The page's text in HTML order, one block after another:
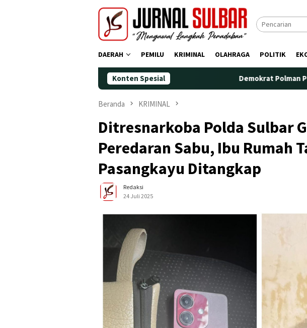
DAERAH PEMILU KRIMINAL OLAHRAGA POLITIK
Konten Spesial Demokrat Polman Peringati HUT
Beranda KRIMINAL
Ditresnarkoba Polda Sulbar
Peredaran Sabu, Ibu Rumah
Pasangkayu Ditangkap
Redaksi
24 Juli 2025